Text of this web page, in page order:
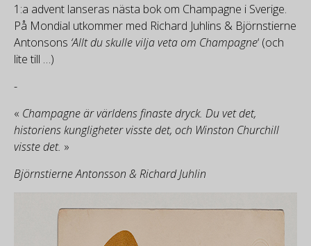
1:a advent lanseras nästa bok om Champagne i Sverige.
På Mondial utkommer med Richard Juhlins & Björnstierne
Antonsons ‘Allt du skulle vilja veta om Champagne‘ (och
lite till …)
-
« Champagne är världens finaste dryck. Du vet det,
historiens kungligheter visste det, och Winston Churchill
visste det. »
Björnstierne Antonsson & Richard Juhlin